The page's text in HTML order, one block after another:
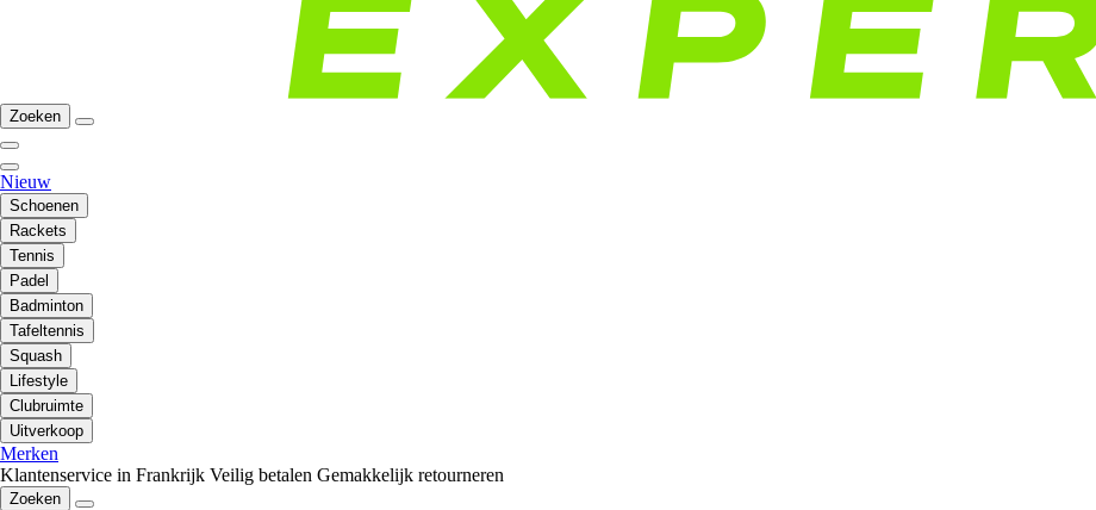
Zoeken
Nieuw
Schoenen
Rackets
Tennis
Padel
Badminton
Tafeltennis
Squash
Lifestyle
Clubruimte
Uitverkoop
Merken
Klantenservice in Frankrijk Veilig betalen Gemakkelijk retourneren
Zoeken